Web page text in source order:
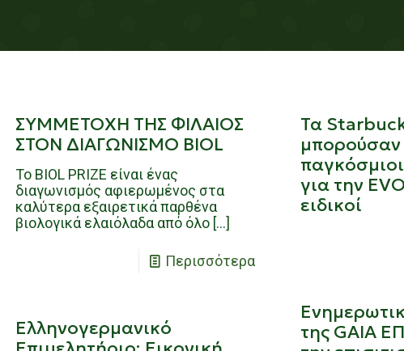
ΣΥΜΜΕΤΟΧΗ ΤΗΣ ΦΙΛΑΙΟΣ
ΣΤΟΝ ΔΙΑΓΩΝΙΣΜΟ BIOL
Το BIOL PRIZE είναι ένας
διαγωνισμός αφιερωμένος στα
καλύτερα εξαιρετικά παρθένα
βιολογικά ελαιόλαδα από όλο […]
Περισσότερα
Τα
μπορούσαν
για την
ειδικοί
της GAIA
Ελληνογερμανικό